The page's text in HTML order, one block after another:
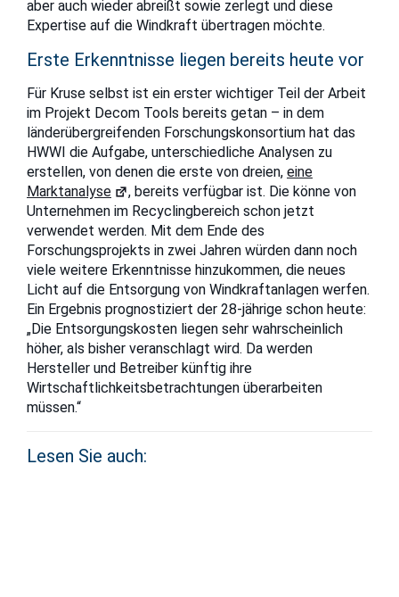
aber auch wieder abreißt sowie zerlegt und diese
Expertise auf die Windkraft übertragen möchte.
Erste Erkenntnisse liegen bereits heute vor
Für Kruse selbst ist ein erster wichtiger Teil der Arbeit
im Projekt Decom Tools bereits getan – in dem
länderübergreifenden Forschungskonsortium hat das
HWWI die Aufgabe, unterschiedliche Analysen zu
erstellen, von denen die erste von dreien, eine
Marktanalyse
, bereits verfügbar ist. Die könne von
Unternehmen im Recyclingbereich schon jetzt
verwendet werden. Mit dem Ende des
Forschungsprojekts in zwei Jahren würden dann noch
viele weitere Erkenntnisse hinzukommen, die neues
Licht auf die Entsorgung von Windkraftanlagen werfen.
Ein Ergebnis prognostiziert der 28-jährige schon heute:
„Die Entsorgungskosten liegen sehr wahrscheinlich
höher, als bisher veranschlagt wird. Da werden
Hersteller und Betreiber künftig ihre
Wirtschaftlichkeitsbetrachtungen überarbeiten
müssen.“
Lesen Sie auch: